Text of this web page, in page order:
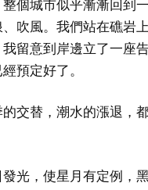
個城市似乎漸漸回到
吹風。我們站在礁岩
留意到岸邊立了一座
預定好了。
交替，潮水的漲退，
光，使星月有定例，